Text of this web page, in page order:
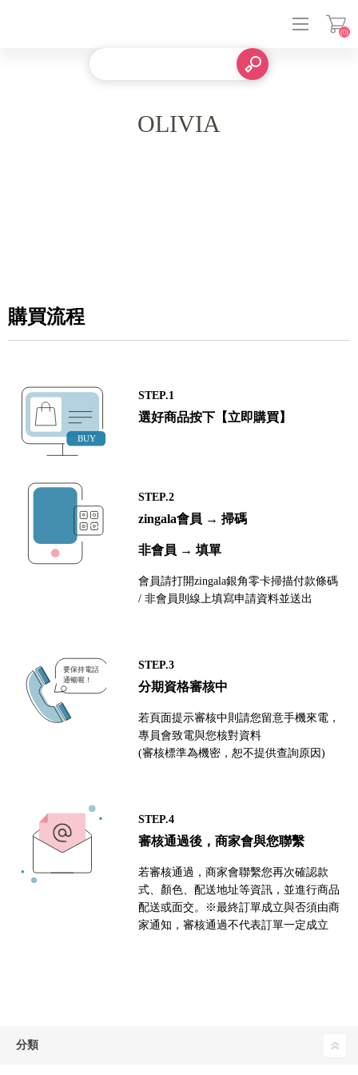
(0)
OLIVIA
購買流程
STEP.1
選好商品按下【立即購買】
STEP.2
zingala會員 → 掃碼
非會員 → 填單
會員請打開zingala銀角零卡掃描付款條碼
/ 非會員則線上填寫申請資料並送出
STEP.3
分期資格審核中
若頁面提示審核中則請您留意手機來電，
專員會致電與您核對資料
(審核標準為機密，恕不提供查詢原因)
STEP.4
審核通過後，商家會與您聯繫
若審核通過，商家會聯繫您再次確認款
式、顏色、配送地址等資訊，並進行商品
配送或面交。※最終訂單成立與否須由商
家通知，審核通過不代表訂單一定成立
分類